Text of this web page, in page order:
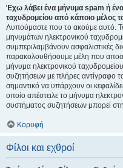
Έχω λάβει ένα μήνυμα spam ή
ταχυδρομείου από κάποιο μέλος
Λυπούμαστε που το ακούμε αυτό.
μηνυμάτων ηλεκτρονικού
συμπεριλαμβάνουν ασφαλιστικές
παρακολουθήσουμε μέλη που
μήνυμα ηλεκτρονικού
συζητήσεων με πλήρες αντίγραφο
σημαντικό να υπάρχουν οι
οποίο απέστειλε το μήνυμα
συστήματος συζητήσεων μπορεί
Κορυφή
Φίλοι και εχθροί